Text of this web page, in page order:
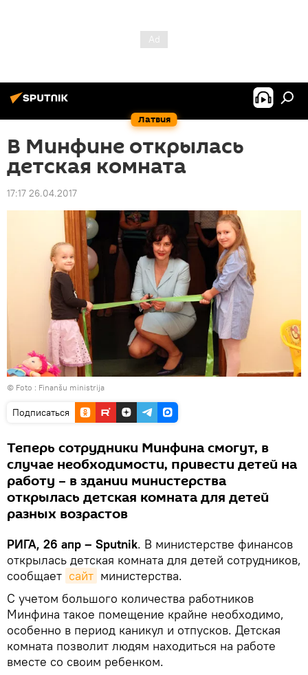
Латвия
В Минфине открылась
детская комната
17:17 26.04.2017
© Foto : Finanšu ministrija
Подписаться
Теперь сотрудники Минфина смогут, в
случае необходимости, привести детей на
работу – в здании министерства
открылась детская комната для детей
разных возрастов
РИГА, 26 апр – Sputnik. В министерстве финансов
открылась детская комната для детей сотрудников,
сообщает сайт министерства.
С учетом большого количества работников
Минфина такое помещение крайне необходимо,
особенно в период каникул и отпусков. Детская
комната позволит людям находиться на работе
вместе со своим ребенком.